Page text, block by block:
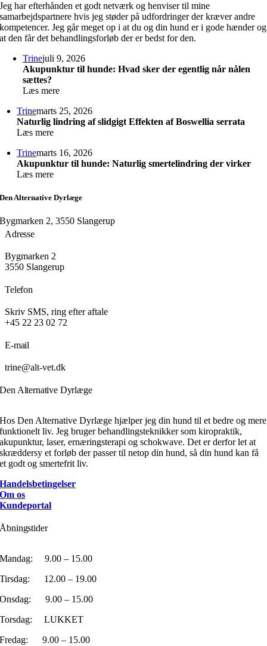
Jeg har efterhånden et godt netværk og henviser til mine
samarbejdspartnere hvis jeg støder på udfordringer der kræver andre
kompetencer. Jeg går meget op i at du og din hund er i gode hænder og
at den får det behandlingsforløb der er bedst for den.
Trinejuli 9, 2026
Akupunktur til hunde: Hvad sker der egentlig når nålen
sættes?
Læs mere
Trinemarts 25, 2026
Naturlig lindring af slidgigt Effekten af Boswellia serrata
Læs mere
Trinemarts 16, 2026
Akupunktur til hunde: Naturlig smertelindring der virker
Læs mere
Den Alternative Dyrlæge
Bygmarken 2, 3550 Slangerup
Adresse
Bygmarken 2
3550 Slangerup
Telefon
Skriv SMS, ring efter aftale
+45 22 23 02 72
E-mail
trine@alt-vet.dk
Den Alternative Dyrlæge
Hos Den Alternative Dyrlæge hjælper jeg din hund til et bedre og mere
funktionelt liv. Jeg bruger behandlingsteknikker som kiropraktik,
akupunktur, laser, ernæringsterapi og schokwave. Det er derfor let at
skræddersy et forløb der passer til netop din hund, så din hund kan få
et godt og smertefrit liv.
Handelsbetingelser
Om os
Kundeportal
Åbningstider
Mandag: 9.00 – 15.00
Tirsdag: 12.00 – 19.00
Onsdag: 9.00 – 15.00
Torsdag: LUKKET
Fredag: 9.00 – 15.00